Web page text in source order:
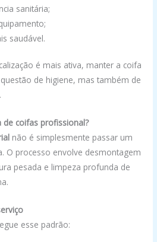
sanitária;
saudável.
é mais ativa, manter a coifa
de higiene, mas também de
coifas profissional?
não é simplesmente passar um
O processo envolve desmontagem
pesada e limpeza profunda de
esse padrão: